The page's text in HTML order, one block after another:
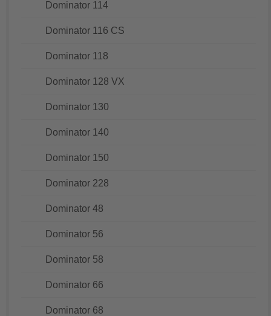
Dominator 114
Dominator 116 CS
Dominator 118
Dominator 128 VX
Dominator 130
Dominator 140
Dominator 150
Dominator 228
Dominator 48
Dominator 56
Dominator 58
Dominator 66
Dominator 68